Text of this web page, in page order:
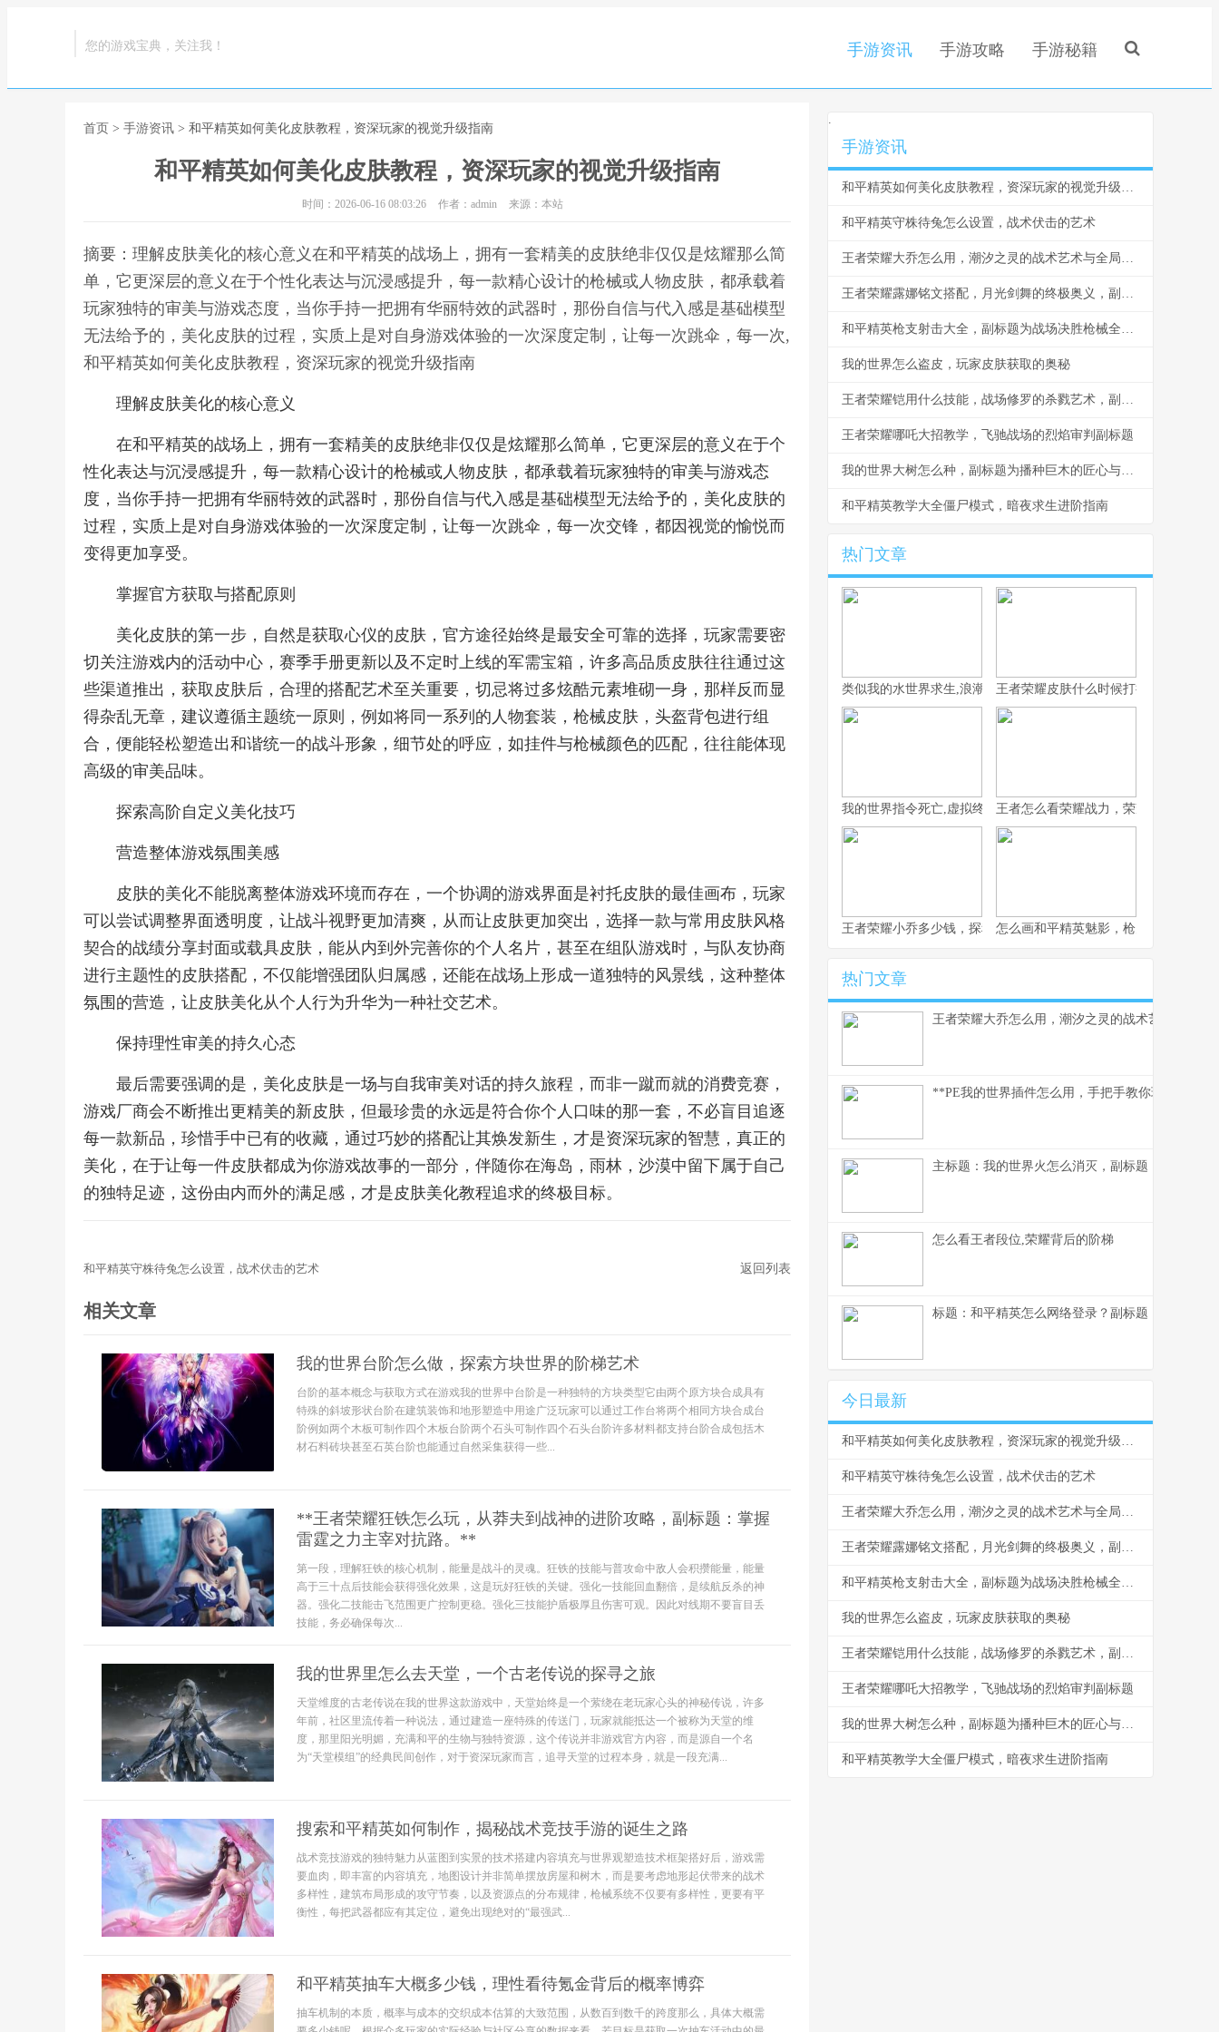
您的游戏宝典，关注我！ 手游资讯 手游攻略 手游秘籍
首页 > 手游资讯 > 和平精英如何美化皮肤教程，资深玩家的视觉升级指南
和平精英如何美化皮肤教程，资深玩家的视觉升级指南
时间：2026-06-16 08:03:26 作者：admin 来源：本站
摘要：理解皮肤美化的核心意义在和平精英的战场上，拥有一套精美的皮肤绝非仅仅是炫耀那么简
单，它更深层的意义在于个性化表达与沉浸感提升，每一款精心设计的枪械或人物皮肤，都承载着
玩家独特的审美与游戏态度，当你手持一把拥有华丽特效的武器时，那份自信与代入感是基础模型
无法给予的，美化皮肤的过程，实质上是对自身游戏体验的一次深度定制，让每一次跳伞，每一次,
和平精英如何美化皮肤教程，资深玩家的视觉升级指南
理解皮肤美化的核心意义
在和平精英的战场上，拥有一套精美的皮肤绝非仅仅是炫耀那么简单，它更深层的意义在于个
性化表达与沉浸感提升，每一款精心设计的枪械或人物皮肤，都承载着玩家独特的审美与游戏态
度，当你手持一把拥有华丽特效的武器时，那份自信与代入感是基础模型无法给予的，美化皮肤的
过程，实质上是对自身游戏体验的一次深度定制，让每一次跳伞，每一次交锋，都因视觉的愉悦而
变得更加享受。
掌握官方获取与搭配原则
美化皮肤的第一步，自然是获取心仪的皮肤，官方途径始终是最安全可靠的选择，玩家需要密
切关注游戏内的活动中心，赛季手册更新以及不定时上线的军需宝箱，许多高品质皮肤往往通过这
些渠道推出，获取皮肤后，合理的搭配艺术至关重要，切忌将过多炫酷元素堆砌一身，那样反而显
得杂乱无章，建议遵循主题统一原则，例如将同一系列的人物套装，枪械皮肤，头盔背包进行组
合，便能轻松塑造出和谐统一的战斗形象，细节处的呼应，如挂件与枪械颜色的匹配，往往能体现
高级的审美品味。
探索高阶自定义美化技巧
营造整体游戏氛围美感
皮肤的美化不能脱离整体游戏环境而存在，一个协调的游戏界面是衬托皮肤的最佳画布，玩家
可以尝试调整界面透明度，让战斗视野更加清爽，从而让皮肤更加突出，选择一款与常用皮肤风格
契合的战绩分享封面或载具皮肤，能从内到外完善你的个人名片，甚至在组队游戏时，与队友协商
进行主题性的皮肤搭配，不仅能增强团队归属感，还能在战场上形成一道独特的风景线，这种整体
氛围的营造，让皮肤美化从个人行为升华为一种社交艺术。
保持理性审美的持久心态
最后需要强调的是，美化皮肤是一场与自我审美对话的持久旅程，而非一蹴而就的消费竞赛，
游戏厂商会不断推出更精美的新皮肤，但最珍贵的永远是符合你个人口味的那一套，不必盲目追逐
每一款新品，珍惜手中已有的收藏，通过巧妙的搭配让其焕发新生，才是资深玩家的智慧，真正的
美化，在于让每一件皮肤都成为你游戏故事的一部分，伴随你在海岛，雨林，沙漠中留下属于自己
的独特足迹，这份由内而外的满足感，才是皮肤美化教程追求的终极目标。
和平精英守株待兔怎么设置，战术伏击的艺术 返回列表
相关文章
我的世界台阶怎么做，探索方块世界的阶梯艺术
台阶的基本概念与获取方式在游戏我的世界中台阶是一种独特的方块类型它由两个原方块合成具有
特殊的斜坡形状台阶在建筑装饰和地形塑造中用途广泛玩家可以通过工作台将两个相同方块合成台
阶例如两个木板可制作四个木板台阶两个石头可制作四个石头台阶许多材料都支持台阶合成包括木
材石料砖块甚至石英台阶也能通过自然采集获得一些...
**王者荣耀狂铁怎么玩，从莽夫到战神的进阶攻略，副标题：掌握
雷霆之力主宰对抗路。**
第一段，理解狂铁的核心机制，能量是战斗的灵魂。狂铁的技能与普攻命中敌人会积攒能量，能量
高于三十点后技能会获得强化效果，这是玩好狂铁的关键。强化一技能回血翻倍，是续航反杀的神
器。强化二技能击飞范围更广控制更稳。强化三技能护盾极厚且伤害可观。因此对线期不要盲目丢
技能，务必确保每次...
我的世界里怎么去天堂，一个古老传说的探寻之旅
天堂维度的古老传说在我的世界这款游戏中，天堂始终是一个萦绕在老玩家心头的神秘传说，许多
年前，社区里流传着一种说法，通过建造一座特殊的传送门，玩家就能抵达一个被称为天堂的维
度，那里阳光明媚，充满和平的生物与独特资源，这个传说并非游戏官方内容，而是源自一个名
为“天堂模组”的经典民间创作，对于资深玩家而言，追寻天堂的过程本身，就是一段充满...
搜索和平精英如何制作，揭秘战术竞技手游的诞生之路
战术竞技游戏的独特魅力从蓝图到实景的技术搭建内容填充与世界观塑造技术框架搭好后，游戏需
要血肉，即丰富的内容填充，地图设计并非简单摆放房屋和树木，而是要考虑地形起伏带来的战术
多样性，建筑布局形成的攻守节奏，以及资源点的分布规律，枪械系统不仅要有多样性，更要有平
衡性，每把武器都应有其定位，避免出现绝对的“最强武...
和平精英抽车大概多少钱，理性看待氪金背后的概率博弈
抽车机制的本质，概率与成本的交织成本估算的大致范围，从数百到数千的跨度那么，具体大概需
.
手游资讯
和平精英如何美化皮肤教程，资深玩家的视觉升级指南
和平精英守株待兔怎么设置，战术伏击的艺术
王者荣耀大乔怎么用，潮汐之灵的战术艺术与全局掌控
王者荣耀露娜铭文搭配，月光剑舞的终极奥义，副标题为月下无限连的铭文基石
和平精英枪支射击大全，副标题为战场决胜枪械全解析
我的世界怎么盗皮，玩家皮肤获取的奥秘
王者荣耀铠用什么技能，战场修罗的杀戮艺术，副标题为极致爆发与生存之道
王者荣耀哪吒大招教学，飞驰战场的烈焰审判副标题
我的世界大树怎么种，副标题为播种巨木的匠心与奇思
和平精英教学大全僵尸模式，暗夜求生进阶指南
热门文章
类似我的水世界求生,浪潮中的孤独与希望王者荣耀皮肤什么时候打折，资深玩家
我的世界指令死亡,虚拟终结与真实隐喻王者怎么看荣耀战力，荣耀战力背后的
王者荣耀小乔多少钱，探秘获取成本与价值考量
怎么画和平精英魅影，枪火玫瑰的暗影
热门文章
王者荣耀大乔怎么用，潮汐之灵的战术艺术与全局
**PE我的世界插件怎么用，手把手教你玩转插件
主标题：我的世界火怎么消灭，副标题：资深玩家
怎么看王者段位,荣耀背后的阶梯
标题：和平精英怎么网络登录？副标题：资深玩家
今日最新
和平精英如何美化皮肤教程，资深玩家的视觉升级指南
和平精英守株待兔怎么设置，战术伏击的艺术
王者荣耀大乔怎么用，潮汐之灵的战术艺术与全局掌控
王者荣耀露娜铭文搭配，月光剑舞的终极奥义，副标题为月下无限连的铭文基石
和平精英枪支射击大全，副标题为战场决胜枪械全解析
我的世界怎么盗皮，玩家皮肤获取的奥秘
王者荣耀铠用什么技能，战场修罗的杀戮艺术，副标题为极致爆发与生存之道
王者荣耀哪吒大招教学，飞驰战场的烈焰审判副标题
我的世界大树怎么种，副标题为播种巨木的匠心与奇思
和平精英教学大全僵尸模式，暗夜求生进阶指南